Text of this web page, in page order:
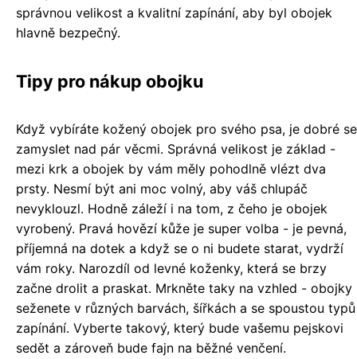
správnou velikost a kvalitní zapínání, aby byl obojek
hlavně bezpečný.
Tipy pro nákup obojku
Když vybíráte kožený obojek pro svého psa, je dobré se
zamyslet nad pár věcmi. Správná velikost je základ -
mezi krk a obojek by vám měly pohodlně vlézt dva
prsty. Nesmí být ani moc volný, aby váš chlupáč
nevyklouzl. Hodně záleží i na tom, z čeho je obojek
vyrobený. Pravá hovězí kůže je super volba - je pevná,
příjemná na dotek a když se o ni budete starat, vydrží
vám roky. Narozdíl od levné koženky, která se brzy
začne drolit a praskat. Mrkněte taky na vzhled - obojky
seženete v různých barvách, šířkách a se spoustou typů
zapínání. Vyberte takový, který bude vašemu pejskovi
sedět a zároveň bude fajn na běžné venčení.